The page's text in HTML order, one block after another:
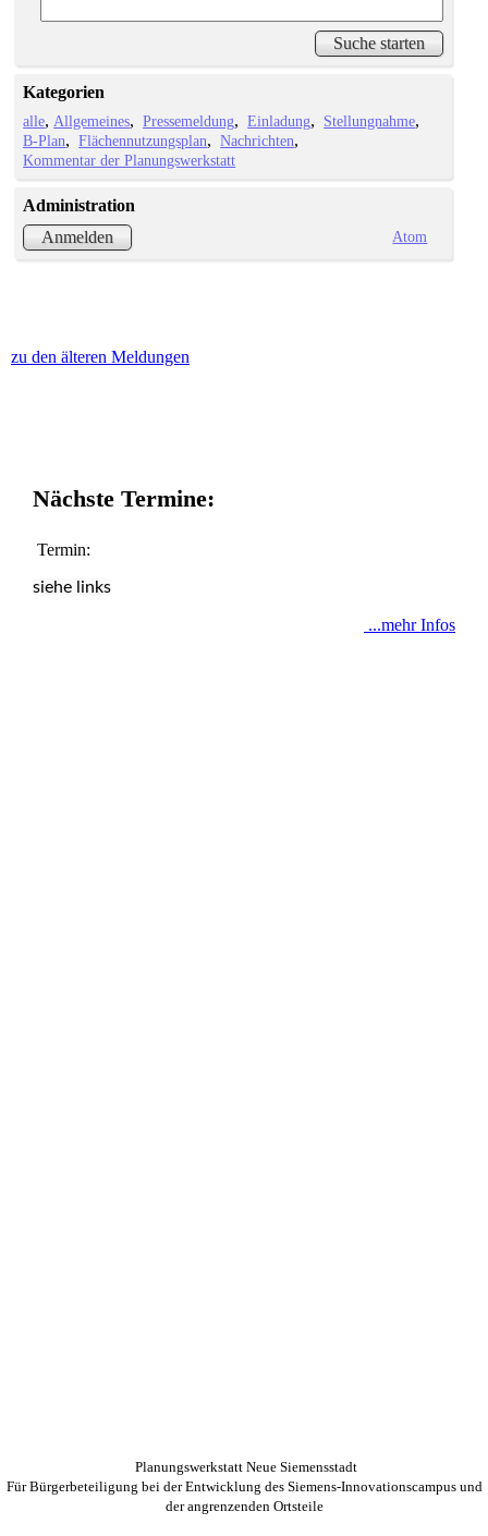
Kategorien
alle Allgemeines Pressemeldung Einladung
Stellungnahme
B-Plan
Flächennutzungsplan
Nachrichten
Kommentar der Planungswerkstatt
Administration
Anmelden
Atom
zu den älteren Meldungen
Nächste Termine:
Termin:
siehe links
...mehr Infos
Planungswerkstatt Neue Siemensstadt
Für Bürgerbeteiligung bei der Entwicklung des Siemens-Innovationscampus und
der angrenzenden Ortsteile